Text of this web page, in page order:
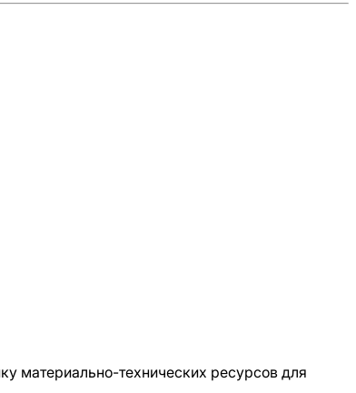
материально-технических ресурсов для